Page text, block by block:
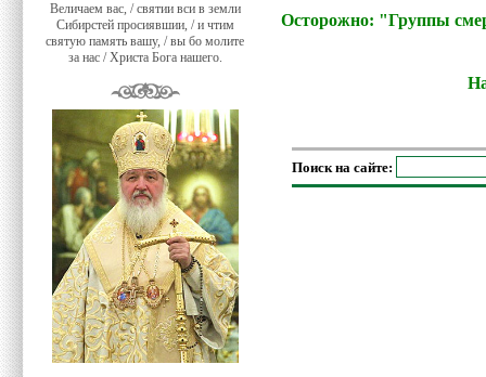
Величаем вас, / святии вси в земли
Сибирстей просиявшии, / и чтим
святую память вашу, / вы бо молите
за нас / Христа Бога нашего.
Осторожно: "Группы
Поиск на сайте: